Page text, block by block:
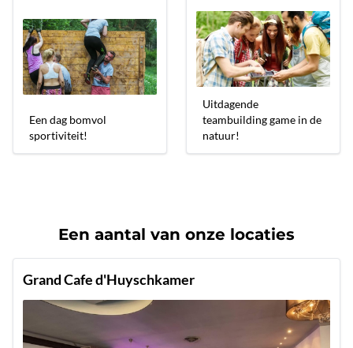
Een dag bomvol
sportiviteit!
Uitdagende
teambuilding game in de
natuur!
Een aantal van onze locaties
Grand Cafe d'Huyschkamer